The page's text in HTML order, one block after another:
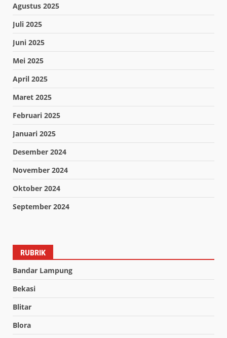
Agustus 2025
Juli 2025
Juni 2025
Mei 2025
April 2025
Maret 2025
Februari 2025
Januari 2025
Desember 2024
November 2024
Oktober 2024
September 2024
RUBRIK
Bandar Lampung
Bekasi
Blitar
Blora